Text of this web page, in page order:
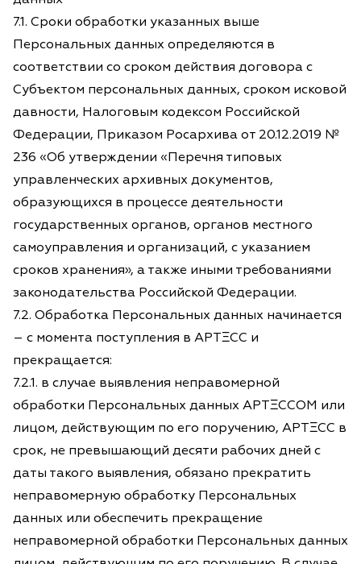
7.1. Сроки обработки указанных выше
Персональных данных определяются в
соответствии со сроком действия договора с
Субъектом персональных данных, сроком исковой
давности, Налоговым кодексом Российской
Федерации, Приказом Росархива от 20.12.2019 №
236 «Об утверждении «Перечня типовых
управленческих архивных документов,
образующихся в процессе деятельности
государственных органов, органов местного
самоуправления и организаций, с указанием
сроков хранения», а также иными требованиями
законодательства Российской Федерации.
7.2. Обработка Персональных данных начинается
– с момента поступления в АРТΞСС и
прекращается:
7.2.1. в случае выявления неправомерной
обработки Персональных данных АРТΞССОМ или
лицом, действующим по его поручению, АРТΞСС в
срок, не превышающий десяти рабочих дней с
даты такого выявления, обязано прекратить
неправомерную обработку Персональных
данных или обеспечить прекращение
неправомерной обработки Персональных данных